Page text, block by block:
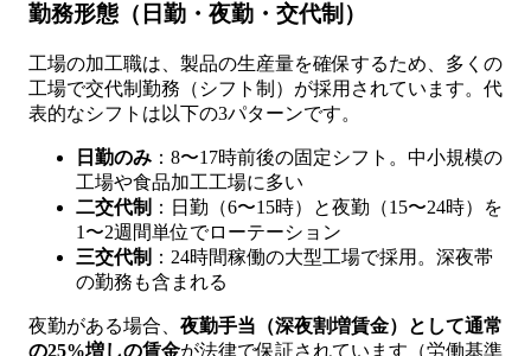
勤務形態（日勤・夜勤・交代制）
工場の加工職は、製品の生産量を確保するため、多くの
工場で交代制勤務（シフト制）が採用されています。代
表的なシフトは以下の3パターンです。
日勤のみ ：8〜17時前後の固定シフト。中小規模の
工場や食品加工工場に多い
二交代制 ：日勤（6〜15時）と夜勤（15〜24時）を
1〜2週間単位でローテーション
三交代制 ：24時間稼働の大型工場で採用。深夜帯
の勤務も含まれる
夜勤がある場合、 夜勤手当（深夜割増賃金）として通常
の25%増しの賃金が法律で保証されています（労働基準